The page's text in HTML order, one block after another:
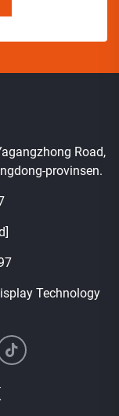
Road,
provinsen.
Technology